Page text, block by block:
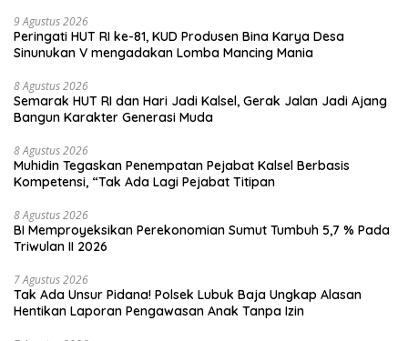
9 Agustus 2026
Peringati HUT RI ke-81, KUD Produsen Bina Karya Desa
Sinunukan V mengadakan Lomba Mancing Mania
8 Agustus 2026
Semarak HUT RI dan Hari Jadi Kalsel, Gerak Jalan Jadi Ajang
Bangun Karakter Generasi Muda
8 Agustus 2026
Muhidin Tegaskan Penempatan Pejabat Kalsel Berbasis
Kompetensi, “Tak Ada Lagi Pejabat Titipan
8 Agustus 2026
BI Memproyeksikan Perekonomian Sumut Tumbuh 5,7 % Pada
Triwulan II 2026
7 Agustus 2026
Tak Ada Unsur Pidana! Polsek Lubuk Baja Ungkap Alasan
Hentikan Laporan Pengawasan Anak Tanpa Izin